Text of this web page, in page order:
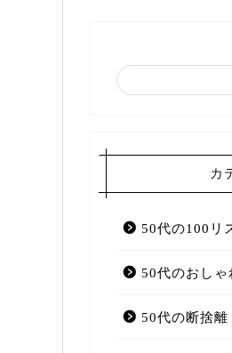
カ
50代の100リ
50代のおしゃ
50代の断捨離